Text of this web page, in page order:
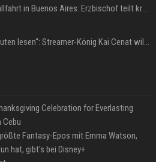
San-Cayetano-Wallfahrt in Buenos Aires: Erzbischof teilt kräftig gegen Javier Milei aus
„Jeden Tag 20 Minuten lesen“: Streamer-König Kai Cenat will wortgewandter werden und seine Community mit ihm
Celebration for Everlasting
Cebu
Fantasy-Epos mit Emma Watson,
hat, gibt's bei Disney+